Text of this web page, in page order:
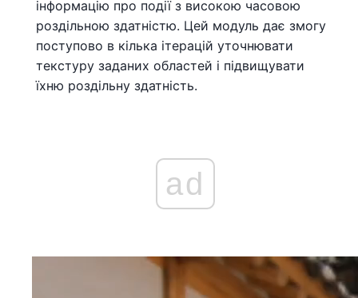
інформацію про події з високою часовою
роздільною здатністю. Цей модуль дає змогу
поступово в кілька ітерацій уточнювати
текстуру заданих областей і підвищувати
їхню роздільну здатність.
ad